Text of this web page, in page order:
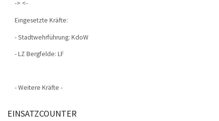
-> <-
Eingesetzte Kräfte:
- Stadtwehrführung: KdoW
- LZ Bergfelde: LF
- Weitere Kräfte -
EINSATZCOUNTER